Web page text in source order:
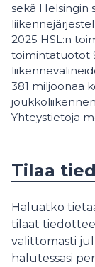
sekä Helsingin
2025 HSL:n
toimintatuotot
381 miljoonaa
Yhteystietoja
Tilaa
Haluatko
tilaat
välittömästi
halutessasi